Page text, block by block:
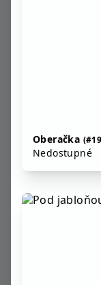
Oberačka
Nedostupné